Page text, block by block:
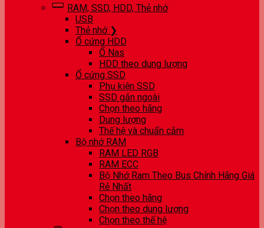
RAM, SSD, HDD, Thẻ nhớ
USB
Thẻ nhớ ❯
Ổ cứng HDD
Ổ Nas
HDD theo dung lượng
Ổ cứng SSD
Phụ kiện SSD
SSD gắn ngoài
Chọn theo hãng
Dung lượng
Thế hệ và chuẩn cắm
Bộ nhớ RAM
RAM LED RGB
RAM ECC
Bộ Nhớ Ram Theo Bus Chính Hãng Giá
Rẻ Nhất
Chọn theo hãng
Chọn theo dung lượng
Chọn theo thế hệ